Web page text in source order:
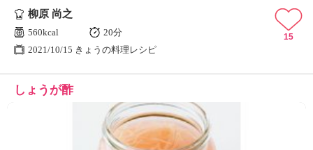
柳原 尚之
560kcal
20分
2021/10/15 きょうの料理レシピ
15
しょうが酢